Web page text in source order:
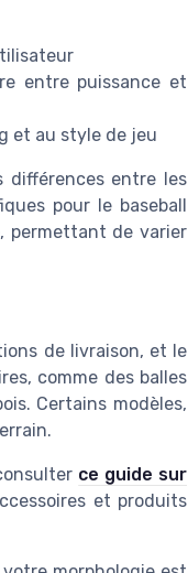
entre puissance et
et au style de jeu
différences entre les
pour le baseball
permettant de varier
de livraison, et le
comme des balles
Certains modèles,
ce guide sur
et produits